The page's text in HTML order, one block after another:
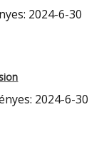
2024-6-30
2024-6-30